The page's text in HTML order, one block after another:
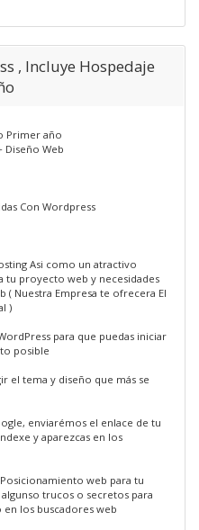
, Incluye Hospedaje
Primer año
Diseño Web
Con Wordpress
Asi como un atractivo
tu proyecto web y necesidades
Nuestra Empresa te ofrecera El
)
para que puedas iniciar
posible
el tema y diseño que más se
enviarémos el enlace de tu
y aparezcas en los
web para tu
trucos o secretos para
los buscadores web